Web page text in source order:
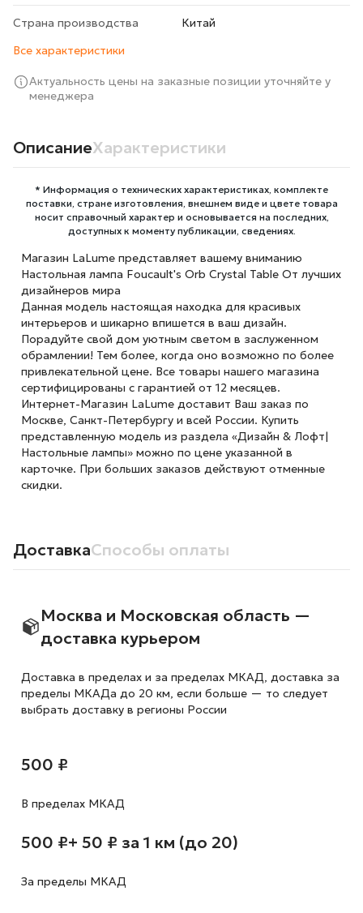
Страна производства
Китай
Все характеристики
Актуальность цены на заказные позиции уточняйте у
менеджера
ОписаниеХарактеристики
* Информация о технических характеристиках, комплекте
поставки, стране изготовления, внешнем виде и цвете товара
носит справочный характер и основывается на последних,
доступных к моменту публикации, сведениях.
Магазин LaLume представляет вашему вниманию
Настольная лампа Foucault's Orb Crystal Table От лучших
дизайнеров мира
Данная модель настоящая находка для красивых
интерьеров и шикарно впишется в ваш дизайн.
Порадуйте свой дом уютным светом в заслуженном
обрамлении! Тем более, когда оно возможно по более
привлекательной цене. Все товары нашего магазина
сертифицированы с гарантией от 12 месяцев.
Интернет-Магазин LaLume доставит Ваш заказ по
Москве, Санкт-Петербургу и всей России. Купить
представленную модель из раздела «Дизайн & Лофт|
Настольные лампы» можно по цене указанной в
карточке. При больших заказов действуют отменные
скидки.
ДоставкаСпособы оплаты
Москва и Московская область —
доставка курьером
Доставка в пределах и за пределах МКАД, доставка за
пределы МКАДа до 20 км, если больше — то следует
выбрать доставку в регионы России
500 ₽
В пределах МКАД
500 ₽+ 50 ₽ за 1 км (до 20)
За пределы МКАД